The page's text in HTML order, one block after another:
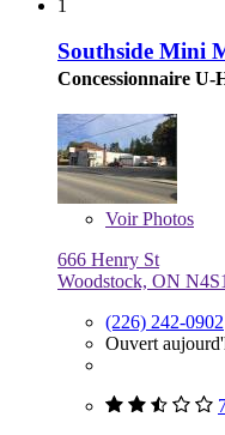
1
Southside Mini
Concessionnaire U-
VoirPhotos
666 Henry St
Woodstock, ON
(226) 242-0902
Ouvert